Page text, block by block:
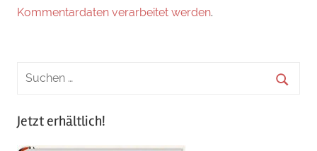
Kommentardaten verarbeitet werden.
Jetzt erhältlich!